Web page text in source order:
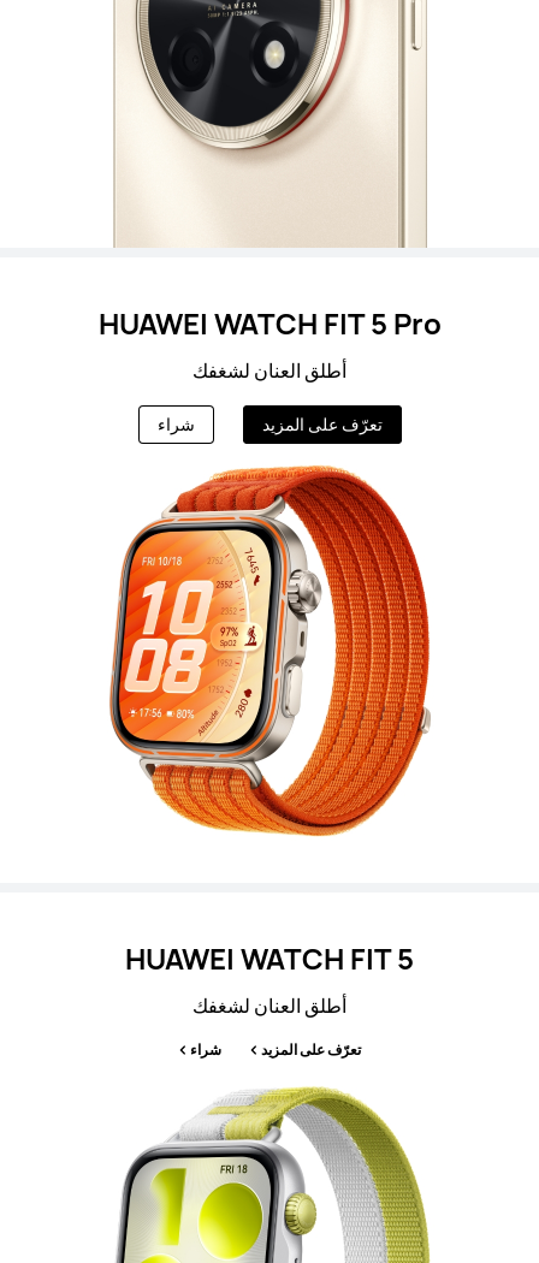
HUAWEI WATCH FIT 5 Pro
أطلق العنان لشغفك
تعرّف على المزيد شراء
HUAWEI WATCH FIT 5
أطلق العنان لشغفك
تعرّف على المزيد شراء